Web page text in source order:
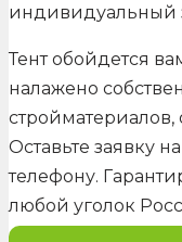
индивидуальный
Тент обойдется
налажено
стройматериалов,
Оставьте заявку
телефону.
любой уголок